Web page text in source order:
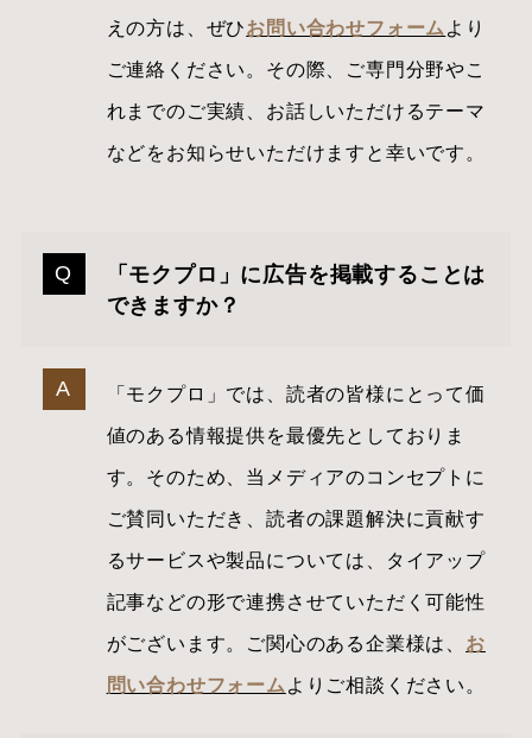
えの方は、ぜひお問い合わせフォーム より
ご連絡ください。その際、ご専門分野やこ
れまでのご実績、お話しいただけるテーマ
などをお知らせいただけますと幸いです。
「モクプロ」に広告を掲載することは
できますか？
「モクプロ」では、読者の皆様にとって価
値のある情報提供を最優先としておりま
す。そのため、当メディアのコンセプトに
ご賛同いただき、読者の課題解決に貢献す
るサービスや製品については、タイアップ
記事などの形で連携させていただく可能性
がございます。ご関心のある企業様は、 お
問い合わせフォーム よりご相談ください。